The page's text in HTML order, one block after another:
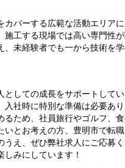
バーする広範な活動エリア
工する現場では高い専門性が
未経験者でも一から技術を
しての成長をサポートしてい
社時に特別な準備は必要あり
ため、社員旅行やゴルフ、
とお考えの方、豊明市で転
え、ぜひ弊社求人にご応募く
みにしています！